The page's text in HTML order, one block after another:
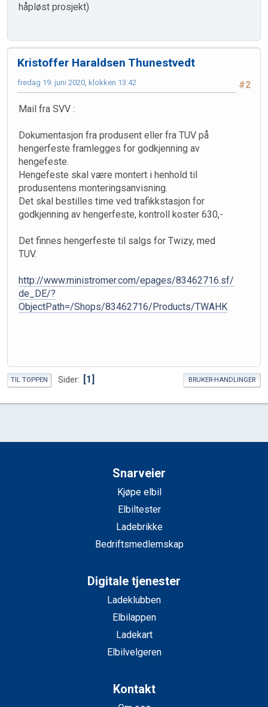
håpløst prosjekt)
Kristoffer Haraldsen Thunestvedt
#2
fredag 19. juni 2020, klokken 13:42
Mail fra SVV :
Dokumentasjon fra produsent eller fra TUV på
hengerfeste framlegges for godkjenning av
hengefeste.
Hengefeste skal være montert i henhold til
produsentens monteringsanvisning.
Det skal bestilles time ved trafikkstasjon for
godkjenning av hengerfeste, kontroll koster 630,-
Det finnes hengerfeste til salgs for Twizy, med
TUV.
http://www.ministromer.com/epages/83462716.sf/
de_DE/?
ObjectPath=/Shops/83462716/Products/TWAHK
TIL TOPPEN Sider 1 BRUKER-HANDLINGER
Snarveier
Kjøpe elbil
Elbiltester
Ladebrikke
Bedriftsmedlemskap
Digitale tjenester
Ladeklubben
Elbilappen
Ladekart
Elbilvelgeren
Kontakt